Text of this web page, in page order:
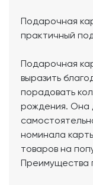
Подарочная
практичный
Подарочная
выразить
порадовать
рождения. Она
номинала
товаров на
Преимущества